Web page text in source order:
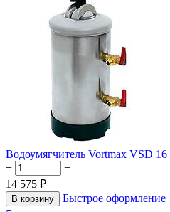
Водоумягчитель Vortmax VSD 16
+
−
14 575 ₽
В корзину
Быстрое оформление